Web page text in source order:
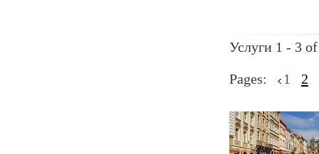
Услуги 1 - 3
Pages: 1 2